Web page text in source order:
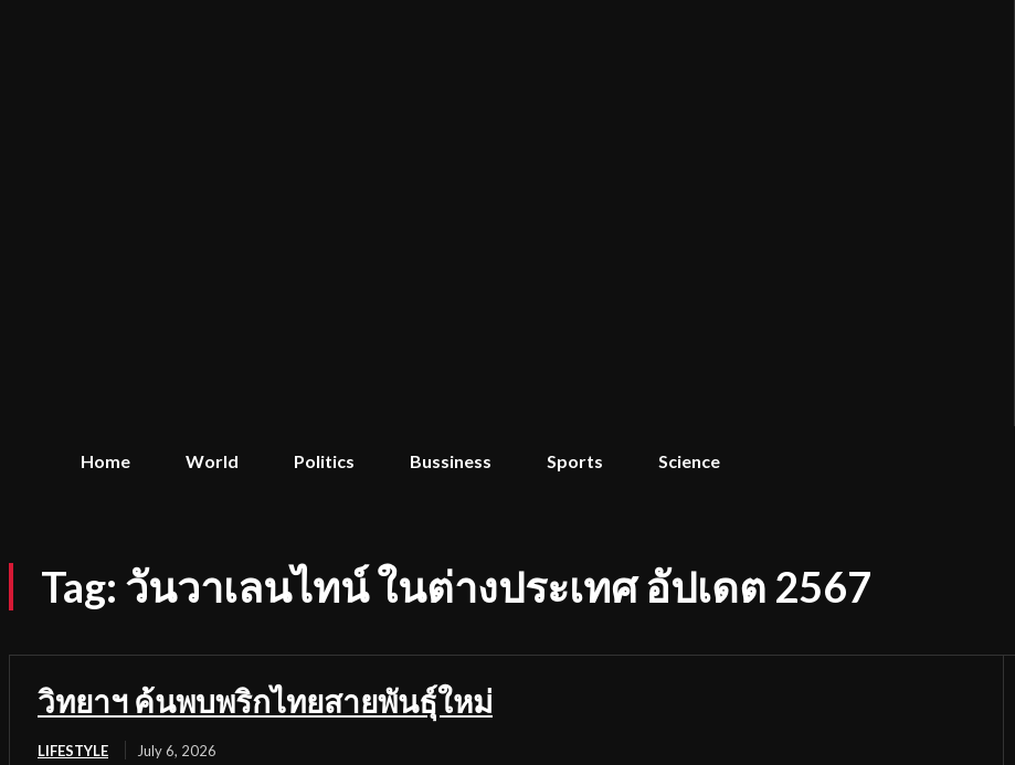
Home World Politics Bussiness Sports Science
Tag: วันวาเลนไทน์ ในต่างประเทศ อัปเดต 2567
วิทยาฯ ค้นพบพริกไทยสายพันธุ์ใหม่
LIFESTYLE July 6, 2026